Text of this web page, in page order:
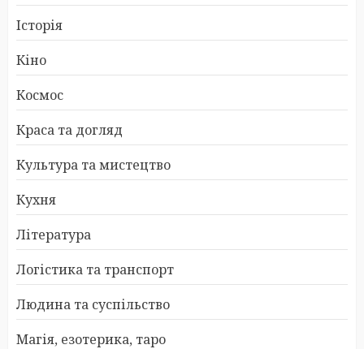
Історія
Кіно
Космос
Краса та догляд
Культура та мистецтво
Кухня
Література
Логістика та транспорт
Людина та суспільство
Магія, езотерика, таро